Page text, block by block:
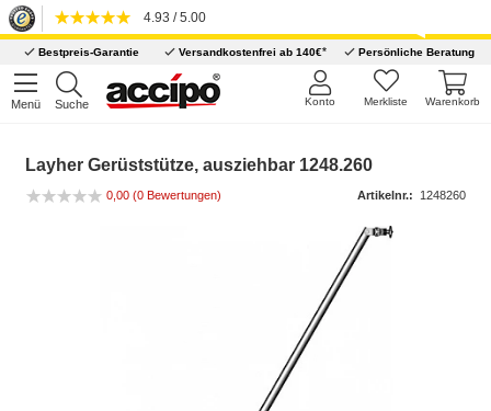
4.93 / 5.00
Bestpreis-Garantie Versandkostenfrei ab 140€* Persönliche Beratung
Menü Suche Warenkorb
Merkliste
Konto
Layher Gerüststütze, ausziehbar 1248.260
0,00 (0 Bewertungen) Artikelnr.: 1248260